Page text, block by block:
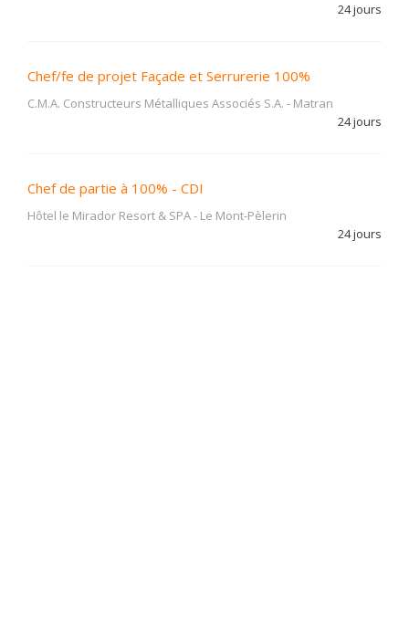
24 jours
Chef/fe de projet Façade et Serrurerie 100%
C.M.A. Constructeurs Métalliques Associés S.A. - Matran
24 jours
Chef de partie à 100% - CDI
Hôtel le Mirador Resort & SPA- Le Mont-Pèlerin
24 jours